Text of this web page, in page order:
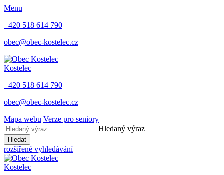
Menu
+420 518 614 790
obec@obec-kostelec.cz
Kostelec
+420 518 614 790
obec@obec-kostelec.cz
Mapa webu Verze pro seniory
Hledaný výraz
Hledat
rozšířené vyhledávání
Kostelec